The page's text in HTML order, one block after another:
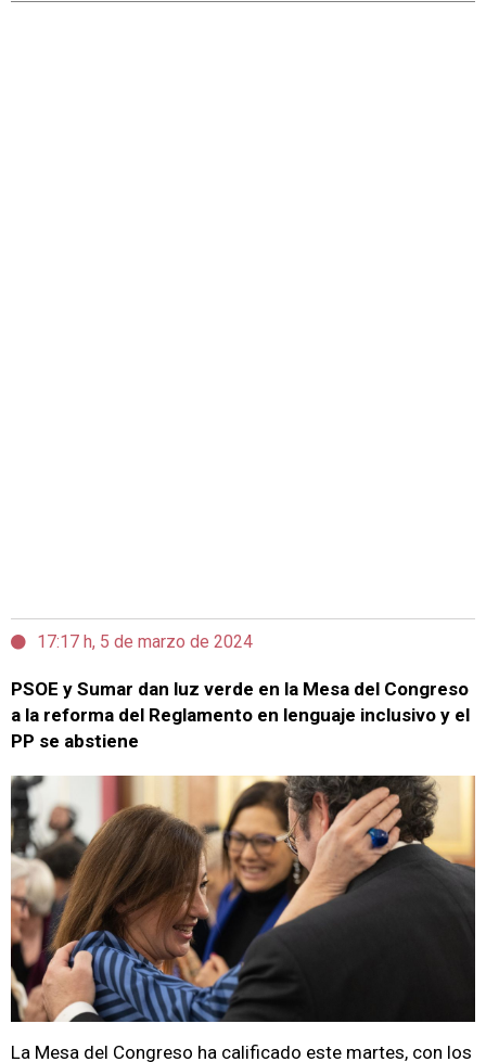
17:17 h, 5 de marzo de 2024
PSOE y Sumar dan luz verde en la Mesa del Congreso
a la reforma del Reglamento en lenguaje inclusivo y el
PP se abstiene
La Mesa del Congreso ha calificado este martes, con los